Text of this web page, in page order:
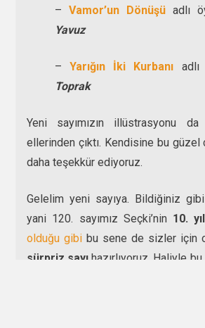
– Vamor’un Dönüşü adlı
Yavuz
–Yarığın İki Kurbanı
Toprak
Yeni sayımızın illüstrasyonu da
ellerinden çıktı. Kendisine bu
daha teşekkür ediyoruz.
Gelelim yeni sayıya. Bildiğiniz
yani 120. sayımız Seçki’nin 10.
olduğu gibi bu sene de sizler için
sürpriz sayı hazırlıyoruz. Haliyle